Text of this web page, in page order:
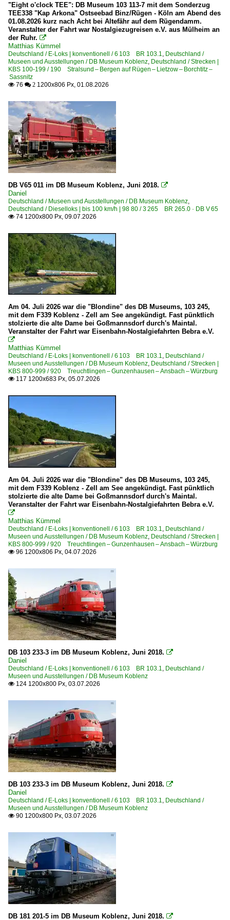
Skl 26 Gleiskraftwagen, Rottenkraftwagen
Bahndienstfahrzeuge | historisch
Draisinen
1 212 BR 714 Lok DB Notfalltechnik Rettungszug
1 225 BR 225 Umbau BR 215
6 120 BR 120 · BR 752 DB Netz, DB Systemtechnik
Bahnhöfe (A - E)
Bohmte
Bahnhöfe (F - K)
Frankfurt (Main) Hbf ·FF·
Frankfurt am Main (sonstige)
Hanau Hbf ·FH·
Koblenz Hbf ·KKO·
Bahnhöfe (L - Q)
Leutesdorf
Ludwigsburg
Ludwigshafen (Rhein)
Singen (Htw)
Wuppertal (alle Bahnhöfe)
Bahntechnische Anlagen und Kunstbauten
Drehscheiben und Schiebebühnen
Formsignale
Stellwerke
Dampfloks
BR 01 DB 001 ·DB-Umbau·
BR 01.10 DB 011 ·DB-Umbau·
BR 01.10 Öl DB 012 ·DB-Umbau·
BR 52 DR 52.1-7/52.9 ·Kriegslok·
BR 78.0-5 DB 078 · DR 78.1 preuß. T18
BR 82 DB 082 ·DB-Neubau·
BR 89.70-75 preuß. T 3
BR 89.8 bayer. R 3/3
BR 98.3 bayer. PtL 2/2 'Glaskasten'
Dampfloks | ohne BR-Nummer | Private | Industrie
Anfangsjahre | ADLER | Replikat
Detailfotos
Drehgestelle
Fabrikschilder
Herstellerschilder
Lokschilder, Fahrzeugnummern
~ Sonstiges
Dieselloks | 92 80
1 120 BR 220 DR 120 DR V 200 'Taigatrommel'
2007
2008
2009
2010
2010
2011
2012
2013
2014
2015
2016
2019
2020
2021
2022
2023
2024
2025
"Eight o'clock TEE": DB Museum 103 113-7 mit dem Sonderzug
TEE338 "Kap Arkona" Ostseebad Binz/Rügen - Köln am Abend des
01.08.2026 kurz nach Acht bei Altefähr auf dem Rügendamm.
Veranstalter der Fahrt war Nostalgiezugreisen e.V. aus Mülheim an
der Ruhr. 
Matthias Kümmel
Deutschland / E-Loks | konventionell / 6 103 BR 103.1, Deutschland /
Museen und Ausstellungen / DB Museum Koblenz, Deutschland / Strecken |
KBS 100-199 / 190 Stralsund – Bergen auf Rügen – Lietzow – Borchtitz –
Sassnitz
 76  2 1200x806 Px, 01.08.2026
DB V65 011 im DB Museum Koblenz, Juni 2018. 
Daniel
Deutschland / Museen und Ausstellungen / DB Museum Koblenz,
Deutschland / Dieselloks | bis 100 km/h | 98 80 / 3 265 BR 265.0 · DB V 65
 74 1200x800 Px, 09.07.2026
Am 04. Juli 2026 war die "Blondine" des DB Museums, 103 245,
mit dem F339 Koblenz - Zell am See angekündigt. Fast pünktlich
stolzierte die alte Dame bei Goßmannsdorf durch's Maintal.
Veranstalter der Fahrt war Eisenbahn-Nostalgiefahrten Bebra e.V.

Matthias Kümmel
Deutschland / E-Loks | konventionell / 6 103 BR 103.1, Deutschland /
Museen und Ausstellungen / DB Museum Koblenz, Deutschland / Strecken |
KBS 800-999 / 920 Treuchtlingen – Gunzenhausen – Ansbach – Würzburg
 117 1200x683 Px, 05.07.2026
Am 04. Juli 2026 war die "Blondine" des DB Museums, 103 245,
mit dem F339 Koblenz - Zell am See angekündigt. Fast pünktlich
stolzierte die alte Dame bei Goßmannsdorf durch's Maintal.
Veranstalter der Fahrt war Eisenbahn-Nostalgiefahrten Bebra e.V.

Matthias Kümmel
Deutschland / E-Loks | konventionell / 6 103 BR 103.1, Deutschland /
Museen und Ausstellungen / DB Museum Koblenz, Deutschland / Strecken |
KBS 800-999 / 920 Treuchtlingen – Gunzenhausen – Ansbach – Würzburg
 96 1200x806 Px, 04.07.2026
DB 103 233-3 im DB Museum Koblenz, Juni 2018. 
Daniel
Deutschland / E-Loks | konventionell / 6 103 BR 103.1, Deutschland /
Museen und Ausstellungen / DB Museum Koblenz
 124 1200x800 Px, 03.07.2026
DB 103 233-3 im DB Museum Koblenz, Juni 2018. 
Daniel
Deutschland / E-Loks | konventionell / 6 103 BR 103.1, Deutschland /
Museen und Ausstellungen / DB Museum Koblenz
 90 1200x800 Px, 03.07.2026
DB 181 201-5 im DB Museum Koblenz, Juni 2018. 